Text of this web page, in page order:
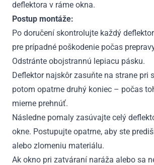
deflektora v ráme okna.
Postup montáže:
Po doručení skontrolujte každý
pre prípadné poškodenie počas
Odstránte obojstrannú lepiacu pásku.
Deflektor najskôr zasuňte na strane pri
potom opatrne druhý koniec – počas
mierne prehnúť.
Následne pomaly zasúvajte celý
okne. Postupujte opatrne, aby ste
alebo zlomeniu materiálu.
Ak okno pri zatváraní naráža alebo sa